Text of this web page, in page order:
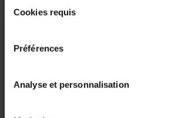
cookies et les options de personnalisation
les détails".
duCookies requis
Préférences
Analyse et personnalisation